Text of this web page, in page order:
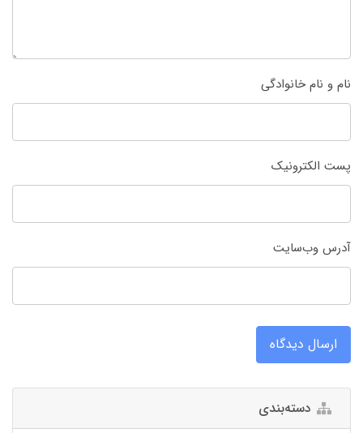
نام و نام خانوادگی
پست الکترونیک
آدرس وب‌سایت
ارسال دیدگاه
دسته‌بندی